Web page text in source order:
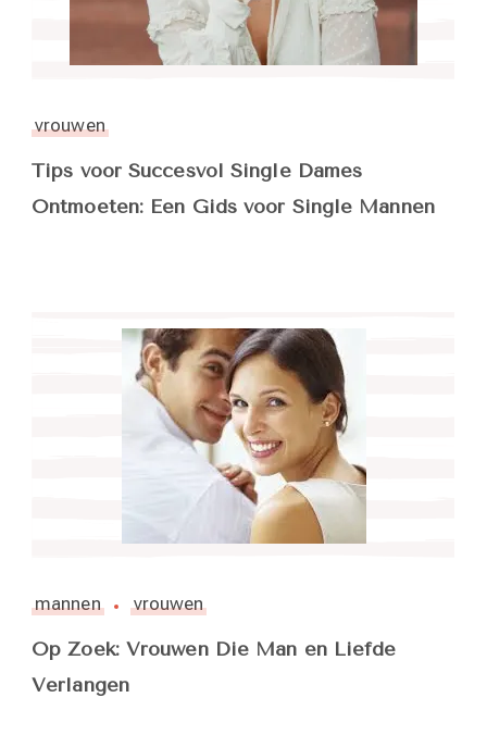
vrouwen
Tips voor Succesvol Single Dames
Ontmoeten: Een Gids voor Single Mannen
mannen vrouwen
Op Zoek: Vrouwen Die Man en Liefde
Verlangen